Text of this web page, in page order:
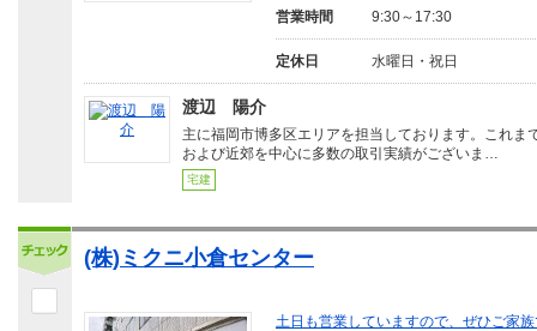
営業時間 9:30～17:30
定休日 水曜日・祝日
渡辺 陽介
主に福岡市博多区エリアを担当しております。これま
および近郊を中心に多数の取引実績がございま…
宅建
(株)ミクニ小倉センター
土日も営業していますので、ぜひご家